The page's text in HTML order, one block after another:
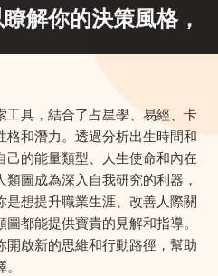
解你的決策風格，
工具，結合了占星學、易經、卡
和潛力。透過分析出生時間和
的能量類型、人生使命和內在
圖成為深入自我研究的利器，
想提升職業生涯、改善人際關
都能提供寶貴的見解和指導。
啟新的思維和行動路徑，幫助